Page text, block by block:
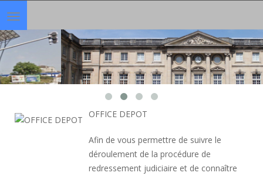
Toggle
navigation
OFFICE DEPOT
Afin de vous permettre de suivre le
déroulement de la procédure de
redressement judiciaire et de connaître